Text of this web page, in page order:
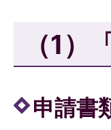
（1）
申請書